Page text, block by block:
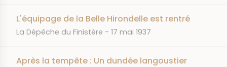
L'équipage de la Belle Hirondelle est rentré
JOURNAL
La Dépêche du Finistère DATE
17 mai 1937
Après la tempête : Un dundée langoustier